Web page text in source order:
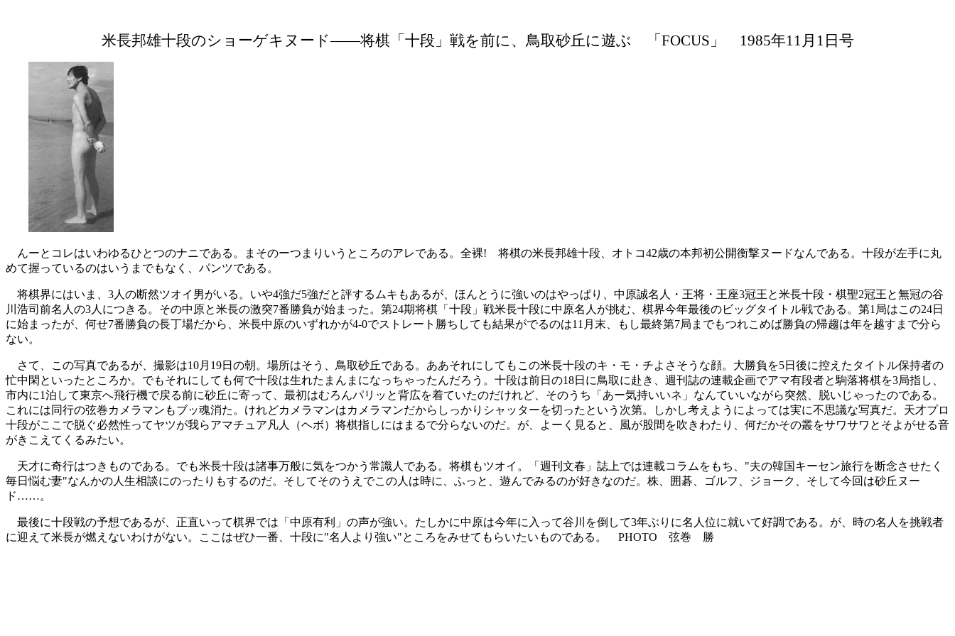
米長邦雄十段のショーゲキヌード――将棋「十段」戦を前に、鳥取砂丘に遊ぶ 「 FOCUS」 1985年11月1日号
んーとコレはいわゆるひとつのナニである。まそのーつまりいうところのアレである。全裸! 将棋の米長邦雄十段、オトコ42歳の本邦初公開衡撃ヌードなんである。十段が左手に丸
めて握っているのはいうまでもなく、パンツである。
将棋界にはいま、 3人の断然ツオイ男がいる。いや4強だ5強だと評するムキもあるが、ほんとうに強いのはやっぱり、中原誠名人・王将・王座3冠王と米長十段・棋聖2冠王と無冠の谷
川浩司前名人の3人につきる。その中原と米長の激突7番勝負が始まった。第24期将棋「十段」戦米長十段に中原名人が挑む、棋界今年最後のビッグタイトル戦である。第1局はこの24日
に始まったが、何せ7番勝負の長丁場だから、米長中原のいずれかが4-0でストレート勝ちしても結果がでるのは11月末、もし最終第7局までもつれこめば勝負の帰趨は年を越すまで分ら
ない。
さて、この写真であるが、撮影は10月19日の朝。場所はそう、鳥取砂丘である。ああそれにしてもこの米長十段のキ・モ・チよさそうな顔。大勝負を5日後に控えたタイトル保持者の
忙中閑といったところか。でもそれにしても何で十段は生れたまんまになっちゃったんだろう。十段は前日の18日に鳥取に赴き、週刊誌の連載企画でアマ有段者と駒落将棋を3局指し、
市内に1泊して東京へ飛行機で戻る前に砂丘に寄って、最初はむろんパリッと背広を着ていたのだけれど、そのうち「あー気持いいネ」なんていいながら突然、脱いじゃったのである。
これには同行の弦巻カメラマンもブッ魂消た。けれどカメラマンはカメラマンだからしっかりシャッターを切ったという次第。しかし考えようによっては実に不思議な写真だ。天才プロ
十段がここで脱ぐ必然性ってヤツが我らアマチュア凡人（ヘボ）将棋指しにはまるで分らないのだ。が、よーく見ると、風が股間を吹きわたり、何だかその叢をサワサワとそよがせる音
がきこえてくるみたい。
天才に奇行はつきものである。でも米長十段は諸事万般に気をつかう常識人である。将棋もツオイ。「週刊文春」誌上では連載コラムをもち、 "夫の韓国キーセン旅行を断念させたく
毎日悩む妻"なんかの人生相談にのったりもするのだ。そしてそのうえでこの人は時に、ふっと、遊んでみるのが好きなのだ。株、囲碁、ゴルフ、ジョーク、そして今回は砂丘ヌー
ド……。
最後に十段戦の予想であるが、正直いって棋界では「中原有利」の声が強い。たしかに中原は今年に入って谷川を倒して3年ぶりに名人位に就いて好調である。が、時の名人を挑戦者
に迎えて米長が燃えないわけがない。ここはぜひ一番、十段に"名人より強い"ところをみせてもらいたいものである。 PHOTO 弦巻 勝